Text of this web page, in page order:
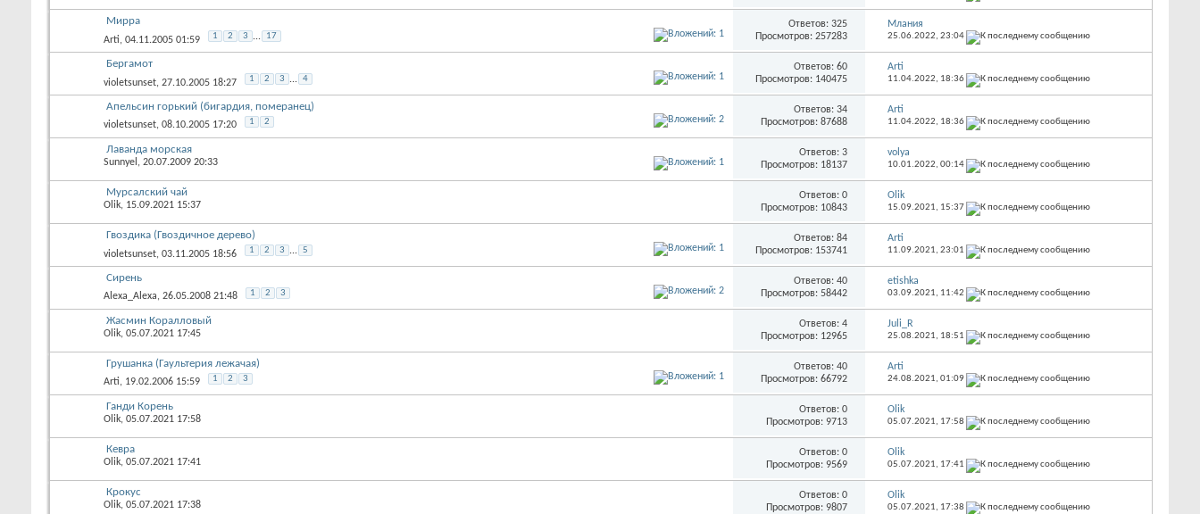
Мирра
Arti, 04.11.2005 01:59 1 2 3 ... 17
Ответов: 325
Просмотров: 257283
Млания
25.06.2022, 23:04
Бергамот
violetsunset, 27.10.2005 18:27 1 2 3 ... 4
Ответов: 60
Просмотров: 140475
Arti
11.04.2022, 18:36
Апельсин горький (бигардия, померанец)
violetsunset, 08.10.2005 17:20 1 2
Ответов: 34
Просмотров: 87688
Arti
11.04.2022, 18:36
Лаванда морская
Sunnyel , 20.07.2009 20:33
Ответов: 3
Просмотров: 18137
volya
10.01.2022, 00:14
Мурсалский чай
Olik, 15.09.2021 15:37
Ответов: 0
Просмотров: 10843
Olik
15.09.2021, 15:37
Гвоздика (Гвоздичное дерево)
violetsunset, 03.11.2005 18:56 1 2 3 ... 5
Ответов: 84
Просмотров: 153741
Arti
11.09.2021, 23:01
Сирень
Alexa_Alexa, 26.05.2008 21:48 1 2 3
Ответов: 40
Просмотров: 58442
etishka
03.09.2021, 11:42
Жасмин Коралловый
Olik, 05.07.2021 17:45
Ответов: 4
Просмотров: 12965
Juli_R
25.08.2021, 18:51
Грушанка (Гаультерия лежачая)
Arti, 19.02.2006 15:59 1 2 3
Ответов: 40
Просмотров: 66792
Arti
24.08.2021, 01:09
Ганди Корень
Olik, 05.07.2021 17:58
Ответов: 0
Просмотров: 9713
Olik
05.07.2021, 17:58
Кевра
Olik, 05.07.2021 17:41
Ответов: 0
Просмотров: 9569
Olik
05.07.2021, 17:41
Крокус
Olik, 05.07.2021 17:38
Ответов: 0
Просмотров: 9807
Olik
05.07.2021, 17:38